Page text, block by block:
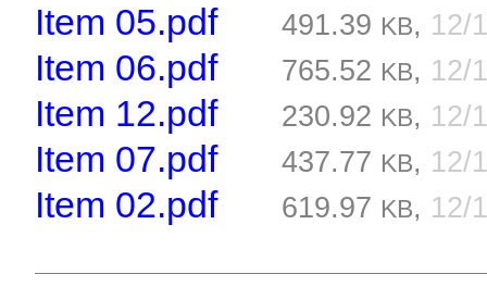
Item 05.pdf 491.39 KB, 12/
Item 06.pdf 765.52 KB, 12/
Item 12.pdf 230.92 KB, 12/
Item 07.pdf 437.77 KB, 12/
Item 02.pdf 619.97 KB, 12/